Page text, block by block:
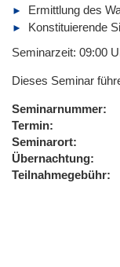
Ermittlung des
Konstituierende
Seminarzeit: 09:00
Dieses Seminar
Seminarnummer
Termin
Seminarort
Übernachtung
Teilnahmegebühr